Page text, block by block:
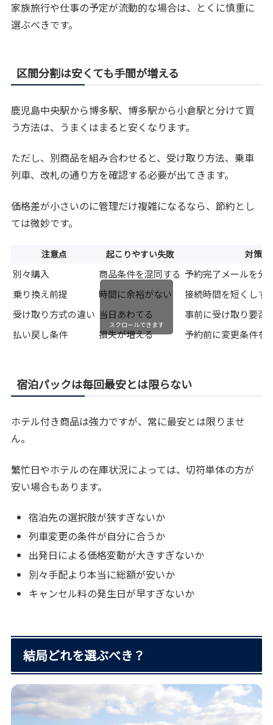
家族旅行や仕事の予定が流動的な場合は、とくに慎重に
選ぶべきです。
区間分割は安くても手間が増える
鹿児島中央駅から博多駅、博多駅から小倉駅と分けて買
う方法は、うまくはまると安くなります。
ただし、別商品を組み合わせると、受け取り方法、乗車
列車、改札の通り方を確認する必要が出てきます。
価格差が小さいのに管理だけ複雑になるなら、節約とし
ては微妙です。
注意点 起こりやすい失敗 対策
別々購入 商品条件を混同する 予約完了メールを分
乗り換え前提
時間に余裕がない
接続時間を短くしす
受け取り方式の違い 当日あわてる
事前に受け取り要否
払い戻し条件
損失が増える 予約前に変更条件を
スクロールできます
宿泊パックは毎回最安とは限らない
ホテル付き商品は強力ですが、常に最安とは限りませ
ん。
繁忙日やホテルの在庫状況によっては、切符単体の方が
安い場合もあります。
宿泊先の選択肢が狭すぎないか
列車変更の条件が自分に合うか
出発日による価格変動が大きすぎないか
別々手配より本当に総額が安いか
キャンセル料の発生日が早すぎないか
結局どれを選ぶべき？